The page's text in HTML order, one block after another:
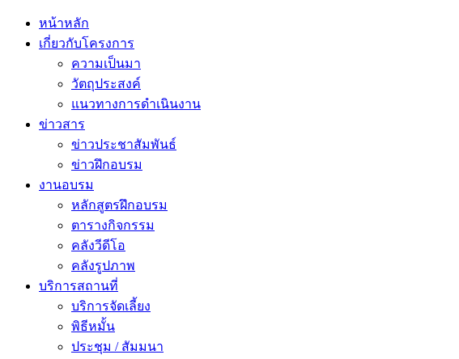
หน้าหลัก
เกี่ยวกับโครงการ
ความเป็นมา
วัตถุประสงค์
แนวทางการดำเนินงาน
ข่าวสาร
ข่าวประชาสัมพันธ์
ข่าวฝึกอบรม
งานอบรม
หลักสูตรฝึกอบรม
ตารางกิจกรรม
คลังวีดีโอ
คลังรูปภาพ
บริการสถานที่
บริการจัดเลี้ยง
พิธีหมั้น
ประชุม / สัมมนา